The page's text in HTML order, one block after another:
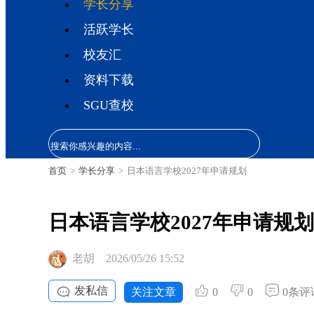
学长分享
活跃学长
校友汇
资料下载
SGU查校
首页 > 学长分享 > 日本语言学校2027年申请规划
日本语言学校2027年申请规划
老胡 2026/05/26 15:52
发私信 关注文章 0 0 0条评